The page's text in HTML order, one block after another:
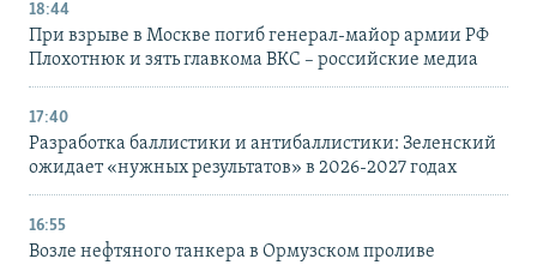
18:44
При взрыве в Москве погиб генерал-майор армии РФ
Плохотнюк и зять главкома ВКС – российские медиа
17:40
Разработка баллистики и антибаллистики: Зеленский
ожидает «нужных результатов» в 2026-2027 годах
16:55
Возле нефтяного танкера в Ормузском проливе